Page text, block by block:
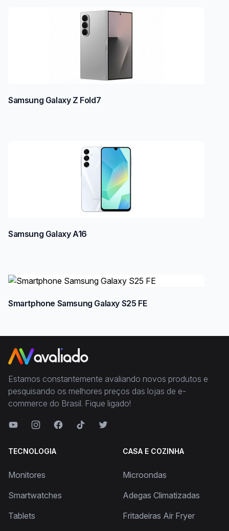
Samsung Galaxy Z Fold7
Samsung Galaxy A16
Smartphone Samsung Galaxy S25 FE
Estamos constantemente avaliando novos produtos e
pesquisando os melhores preços das lojas de e-
commerce do Brasil. Fique ligado!
TECNOLOGIA
Monitores
Smartwatches
Tablets
CASA E COZINHA
Microondas
Adegas Climatizadas
Fritadeiras Air Fryer